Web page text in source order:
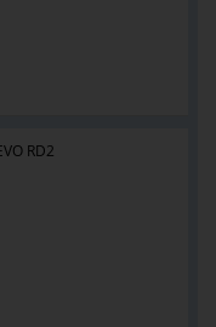
RD2